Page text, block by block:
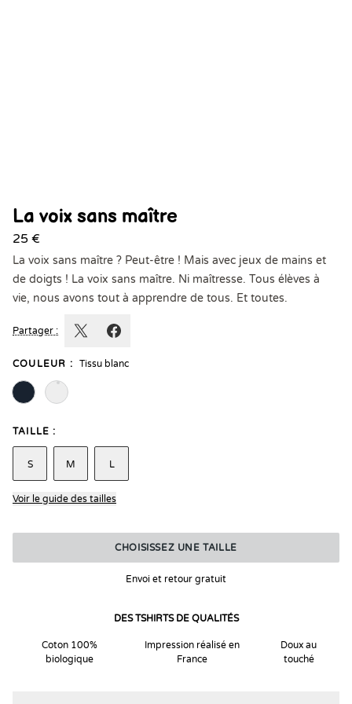
La voix sans maître
25 €
La voix sans maître ? Peut-être ! Mais avec jeux de mains et
de doigts ! La voix sans maître. Ni maîtresse. Tous élèves à
vie, nous avons tout à apprendre de tous. Et toutes.
Partager :
COULEUR : Tissu blanc
TAILLE :
S M L
Voir le guide des tailles
CHOISISSEZ UNE TAILLE
Envoi et retour gratuit
DES TSHIRTS DE QUALITÉS
Coton 100%
biologique
Impression réalisé en
France
Doux au
touché